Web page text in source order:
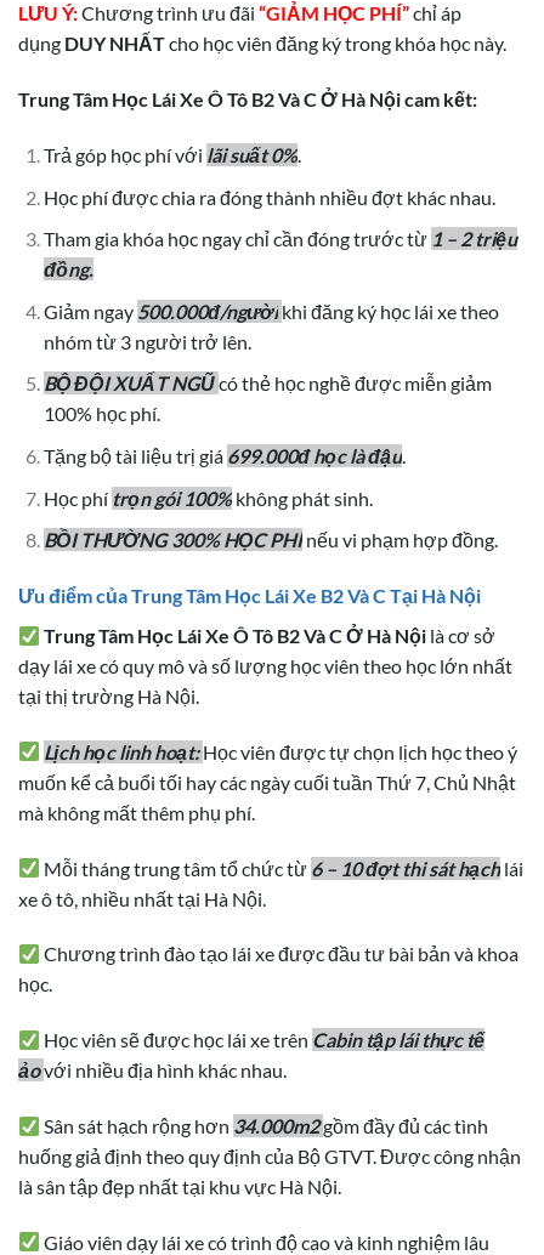
LƯU Ý:Chương trình ưu đãi “GIẢM HỌC PHÍ”chỉ áp
dụng DUY NHẤTcho học viên đăng ký trong khóa học này.
Trung Tâm Học Lái Xe Ô Tô B2 Và C Ở Hà Nội cam kết:
Trả góp học phí với lãi suất 0%.
Học phí được chia ra đóng thành nhiều đợt khác nhau.
Tham gia khóa học ngay chỉ cần đóng trước từ 1 – 2 triệu
đồng.
Giảm ngay 500.000đ/người khi đăng ký học lái xe theo
nhóm từ 3 người trở lên.
BỘ ĐỘI XUẤT NGŨcó thẻ học nghề được miễn giảm
100% học phí.
Tặng bộ tài liệu trị giá 699.000đ học là đậu.
Học phí trọn gói 100%không phát sinh.
BỒI THƯỜNG 300% HỌC PHÍnếu vi phạm hợp đồng.
Ưu điểm của Trung Tâm Học Lái Xe B2 Và C Tại Hà Nội
Trung Tâm Học Lái Xe Ô Tô B2 Và C Ở Hà Nội là cơ sở
dạy lái xe có quy mô và số lượng học viên theo học lớn nhất
tại thị trường Hà Nội.
Lịch học linh hoạt:Học viên được tự chọn lịch học theo ý
muốn kể cả buổi tối hay các ngày cuối tuần Thứ 7, Chủ Nhật
mà không mất thêm phụ phí.
Mỗi tháng trung tâm tổ chức từ 6 – 10 đợt thi sát hạch lái
xe ô tô, nhiều nhất tại Hà Nội.
Chương trình đào tạo lái xe được đầu tư bài bản và khoa
học.
Học viên sẽ được học lái xe trên Cabin tập lái thực tế
ảovới nhiều địa hình khác nhau.
Sân sát hạch rộng hơn 34.000m2gồm đầy đủ các tình
huống giả định theo quy định của Bộ GTVT. Được công nhận
là sân tập đẹp nhất tại khu vực Hà Nội.
Giáo viên dạy lái xe có trình độ cao và kinh nghiệm lâu